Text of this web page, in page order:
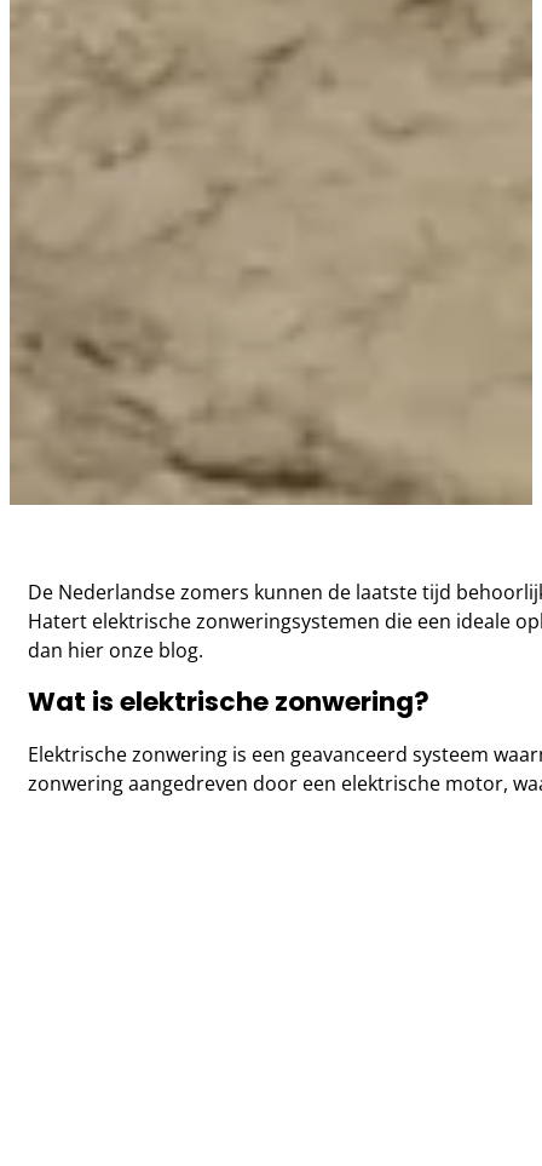
De Nederlandse zomers kunnen de laatste tijd
Hatert elektrische zonweringsystemen die een ideale
dan hier onze blog.
Wat is elektrische zonwering?
Elektrische zonwering is een geavanceerd systeem
zonwering aangedreven door een elektrische motor,